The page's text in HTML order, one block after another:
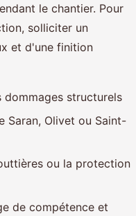
le chantier. Pour
solliciter un
et d'une finition
structurels
Saran, Olivet ou Saint-
ou la protection
de compétence et